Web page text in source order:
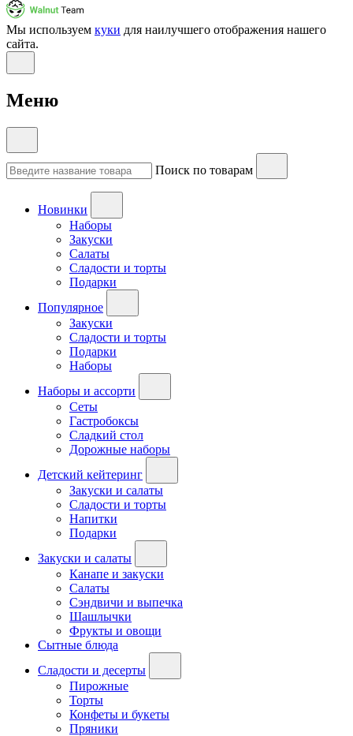
Мы используем куки для наилучшего отображения нашего
сайта.
Меню
Поиск по товарам
Новинки
Наборы
Закуски
Салаты
Сладости и торты
Подарки
Популярное
Закуски
Сладости и торты
Подарки
Наборы
Наборы и ассорти
Сеты
Гастробоксы
Сладкий стол
Дорожные наборы
Детский кейтеринг
Закуски и салаты
Сладости и торты
Напитки
Подарки
Закуски и салаты
Канапе и закуски
Салаты
Сэндвичи и выпечка
Шашлычки
Фрукты и овощи
Сытные блюда
Сладости и десерты
Пирожные
Торты
Конфеты и букеты
Пряники